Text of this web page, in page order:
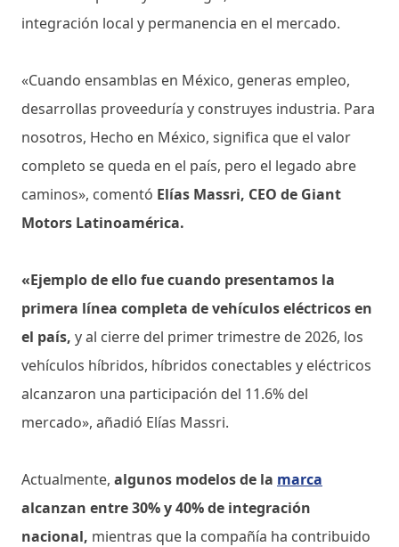
integración local y permanencia en el mercado.
«Cuando ensamblas en México, generas empleo,
desarrollas proveeduría y construyes industria. Para
nosotros, Hecho en México, significa que el valor
completo se queda en el país, pero el legado abre
caminos», comentó Elías Massri, CEO de Giant
Motors Latinoamérica.
«Ejemplo de ello fue cuando presentamos la
primera línea completa de vehículos eléctricos en
el país, y al cierre del primer trimestre de 2026, los
vehículos híbridos, híbridos conectables y eléctricos
alcanzaron una participación del 11.6% del
mercado», añadió Elías Massri.
Actualmente, algunos modelos de la marca
alcanzan entre 30% y 40% de integración
nacional, mientras que la compañía ha contribuido